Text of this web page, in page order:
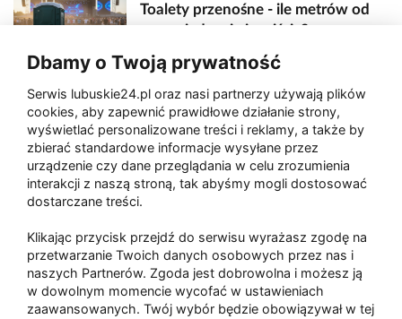
Toalety przenośne - ile metrów od
sceny, jedzenia i wejścia?
Zaatakował seniora na "kwadracie"
Akcja po pożarze w Gorzowie.
Ruszyła rozbiórka ściany spalonej
Paliwa
Raport Dodaj raport
Dbamy o Twoją prywatność
Serwis lubuskie24.pl oraz nasi partnerzy używają plików
cookies, aby zapewnić prawidłowe działanie strony,
wyświetlać personalizowane treści i reklamy, a także by
zbierać standardowe informacje wysyłane przez
urządzenie czy dane przeglądania w celu zrozumienia
interakcji z naszą stroną, tak abyśmy mogli dostosować
dostarczane treści.
Klikając przycisk przejdź do serwisu wyrażasz zgodę na
przetwarzanie Twoich danych osobowych przez nas i
naszych Partnerów. Zgoda jest dobrowolna i możesz ją
w dowolnym momencie wycofać w ustawieniach
zaawansowanych. Twój wybór będzie obowiązywał w tej